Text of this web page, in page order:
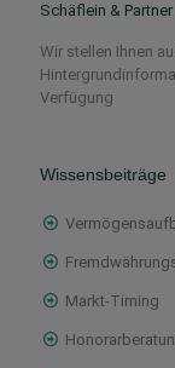
Schäflein & Partner
Wir stellen Ihnen
Verfügung
Wissensbeiträge
Markt-Timing